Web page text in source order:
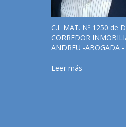
C.I. MAT. Nº 1250 de
CORREDOR
ANDREU -ABOGADA -
Leer más